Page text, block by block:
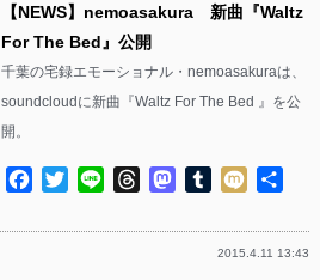
【NEWS】nemoasakura 新曲『Waltz
For The Bed』公開
千葉の宅録エモーショナル・nemoasakuraは、
soundcloudに新曲『Waltz For The Bed 』を公
開。
Facebook
TwitterLine ThreadsMastodon
Tumblr
Mixi
2015.4.11 13:43